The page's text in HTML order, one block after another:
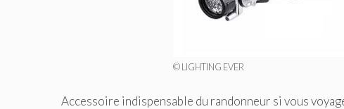
© LIGHTING EVER
Accessoire indispensable du randonneur si vous